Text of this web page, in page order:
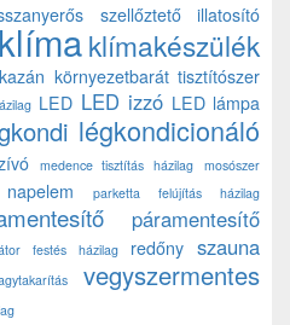
szellőztető
illatosító
klímaklímakészülék
környezetbarát tisztítószer
LED LED izzó LED lámpa
légkondicionáló
medence tisztítás házilag
mosószer
napelem
parketta felújítás házilag
páramentesítő
festés házilag redőny szauna
vegyszermentes